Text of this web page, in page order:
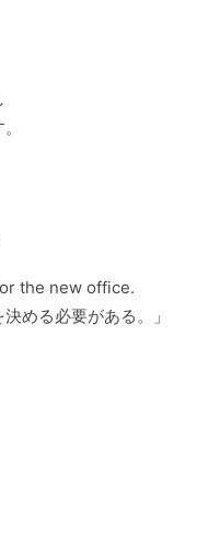
the new office.
める必要がある。」